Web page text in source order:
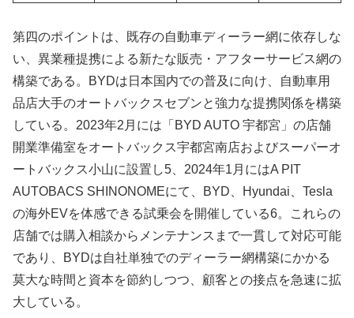
第四のポイントは、既存の自動車ディーラー網に依存しな
い、異業種提携による新たな販売・アフターサービス網の
構築である。BYDは日本国内での普及に向け、自動車用
品店大手のオートバックスセブンと強力な提携関係を構築
している。2023年2月には「BYD AUTO 宇都宮」の店舗
開業準備室をオートバックス宇都宮南店およびスーパーオ
ートバックス小山に設置し5、2024年1月にはA PIT
AUTOBACS SHINONOMEにて、BYD、Hyundai、Tesla
の海外EVを体感できる試乗会を開催している6。これらの
店舗では購入相談からメンテナンスまで一貫して対応可能
であり、BYDは自社単独でのディーラー網構築にかかる
莫大な時間と資本を節約しつつ、顧客との接点を急速に拡
大している。